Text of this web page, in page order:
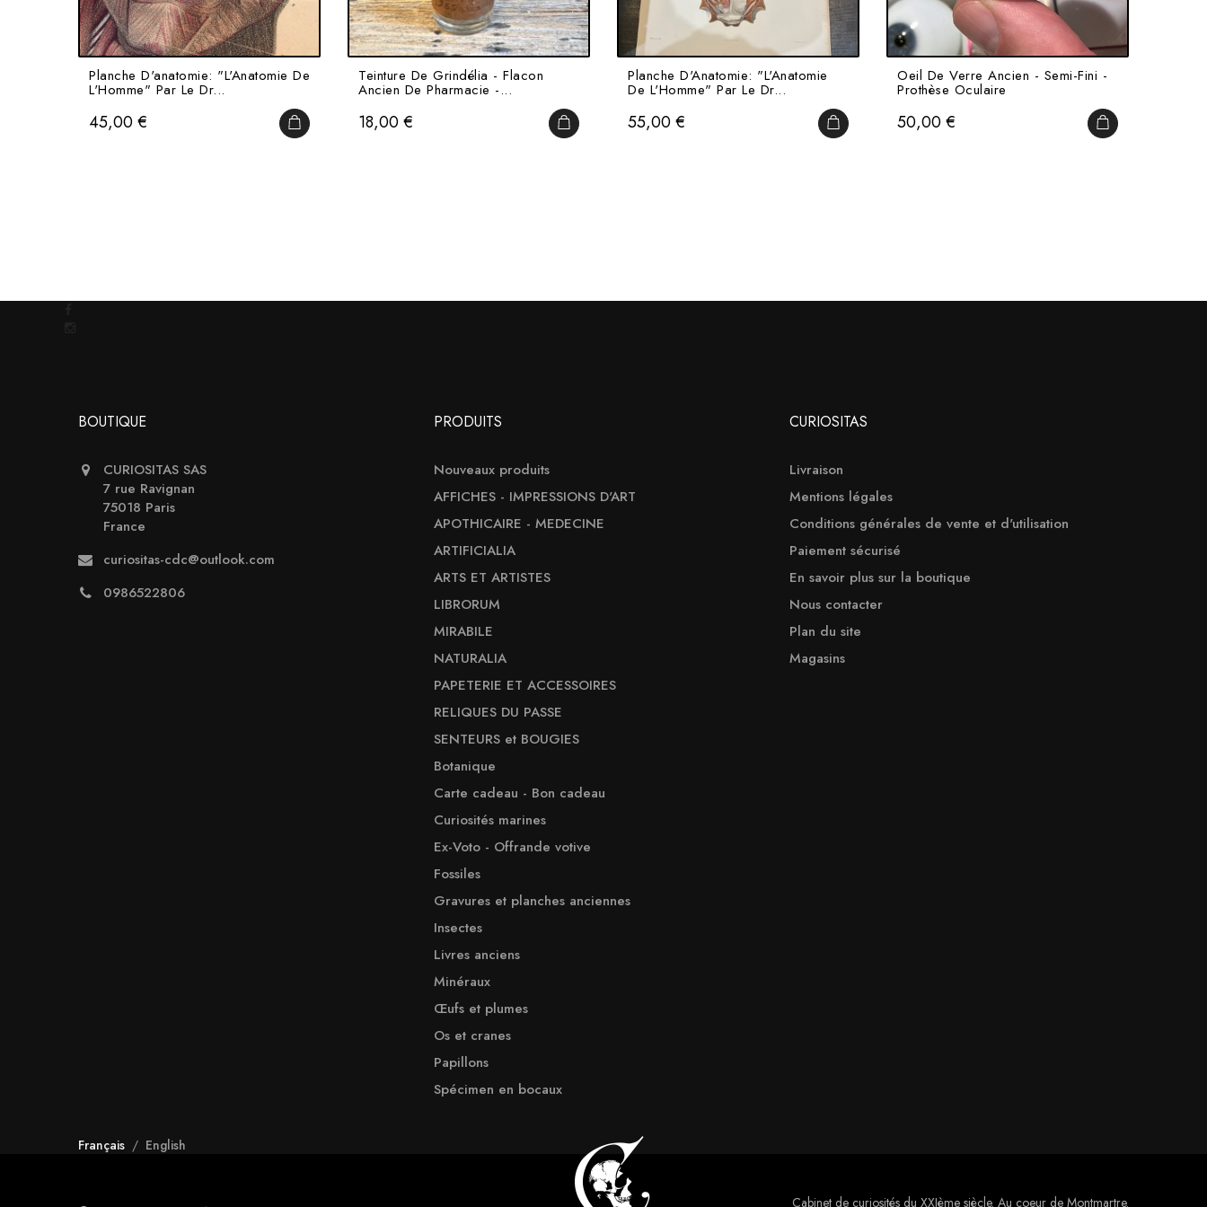
Planche D'anatomie: "L'Anatomie De
L'Homme" Par Le Dr...
Prix
45,00 € AJOUTER AU PANIER
Teinture De Grindélia - Flacon
Ancien De Pharmacie -...
Prix
18,00 € AJOUTER AU PANIER
Planche D'Anatomie: "L'Anatomie
De L'Homme" Par Le Dr...
Prix
55,00 € AJOUTER AU PANIER
Oeil De Verre Ancien - Semi-Fini -
Prothèse Oculaire
Prix
50,00 € AJOUTER AU
BOUTIQUE
CURIOSITAS SAS
7 rue Ravignan
75018 Paris
France
curiositas-cdc@outlook.com
0986522806
PRODUITS
Nouveaux produits
AFFICHES - IMPRESSIONS D'ART
APOTHICAIRE - MEDECINE
ARTIFICIALIA
ARTS ET ARTISTES
LIBRORUM
MIRABILE
NATURALIA
PAPETERIE ET ACCESSOIRES
RELIQUES DU PASSE
SENTEURS et BOUGIES
Botanique
Carte cadeau - Bon cadeau
Curiosités marines
Ex-Voto - Offrande votive
Fossiles
Gravures et planches anciennes
Insectes
Livres anciens
Minéraux
Œufs et plumes
Os et cranes
Papillons
Spécimen en bocaux
CURIOSITAS
Livraison
Mentions légales
Conditions générales de vente et d'utilisation
Paiement sécurisé
En savoir plus sur la boutique
Nous contacter
Plan du site
Magasins
Français / English
Cabinet de curiosités du XXIème siècle. Au coeur de Montmartre.